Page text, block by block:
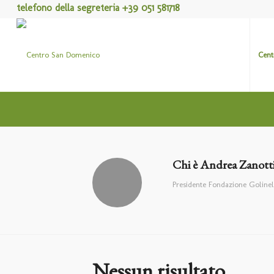
telefono della segreteria +39 051 581718
Chi èAndrea
Presidente Fondazione